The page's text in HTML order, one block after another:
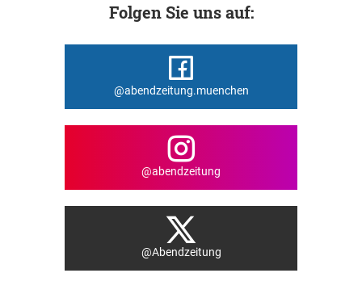
Folgen Sie uns auf:
@abendzeitung.muenchen
@abendzeitung
@Abendzeitung